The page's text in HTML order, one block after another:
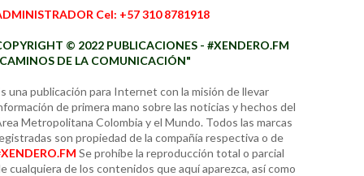
Cel: +57 310 8781918
© 2022 PUBLICACIONES - #XENDERO.FM
DE LA COMUNICACIÓN"
una publicación para Internet con la misión de llevar
de primera mano sobre las noticias y hechos del
Metropolitana Colombia y el Mundo. Todos las marcas
son propiedad de la compañía respectiva o de
Se prohíbe la reproducción total o parcial
cualquiera de los contenidos que aquí aparezca, así como